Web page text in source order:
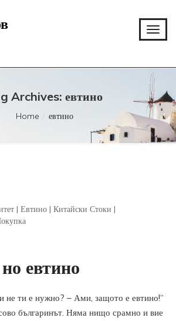
Archives: евтино
Home евтино
| Евтино | Китайски Стоки |
евтино
не ти е нужно? – Ами, защото е евтино!“
българинът. Няма нищо срамно и вие